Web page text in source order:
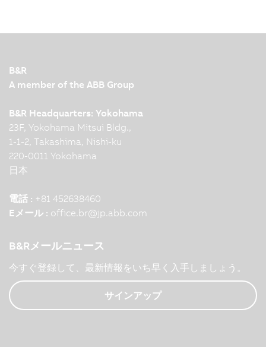
B&R
A member of the ABB Group
B&R Headquarters: Yokohama
23F, Yokohama Mitsui Bldg.,
1-1-2, Takashima, Nishi-ku
220-0011 Yokohama
日本
電話 : +81 452638460
Eメール : office.br@jp.abb.com
B&Rメールニュース
今すぐ登録して、最新情報をいち早く入手しましょう。
サインアップ